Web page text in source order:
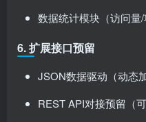
数据统计模块（访问量/
6. 扩展接口预留
JSON数据驱动（动态
REST API对接预留（